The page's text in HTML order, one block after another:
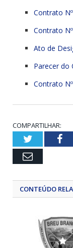
Contrato
Contrato
Ato de
Parecer do
Contrato
COMPARTILHAR:
Twitter
Email
CONTEÚDO